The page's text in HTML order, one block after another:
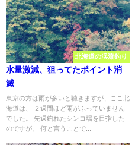
北海道の渓流釣り
水量激減、狙ってたポイント消
滅
東京の方は雨が多いと聴きますが、ここ北
海道は、 ２週間ほど雨がふっていません
でした。 先週釣れたシンコ場を目指した
のですが、 何と言うことで...